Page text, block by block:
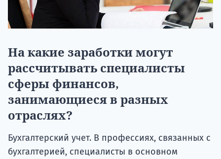
На какие заработки могут
рассчитывать специалисты
сферы финансов,
занимающиеся в разных
отраслях?
Бухгалтерский учет. В профессиях, связанных с
бухгалтерией, специалисты в основном